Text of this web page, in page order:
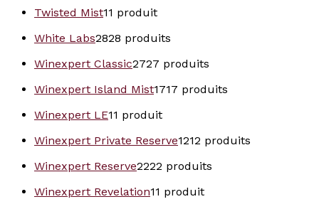
Twisted Mist11 produit
White Labs2828 produits
Winexpert Classic2727 produits
Winexpert Island Mist1717 produits
Winexpert LE11 produit
Winexpert Private Reserve1212 produits
Winexpert Reserve2222 produits
Winexpert Revelation11 produit